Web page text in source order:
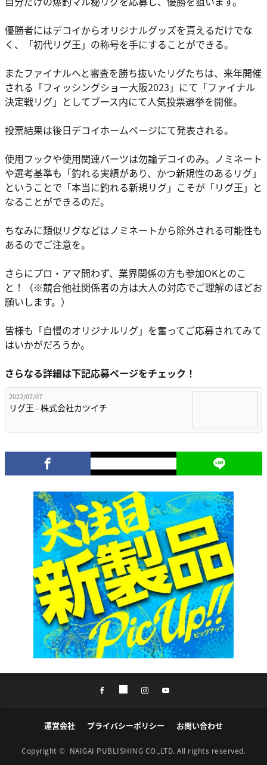
優勝者にはデコイからオリジナルグッズを貰えるだけでな
く、「初代リグ王」の称号を手にすることができる。
またファイナルへと審査を勝ち抜いたリグたちは、来年開催
される「フィッシングショー大阪2023」にて「ファイナル
決定戦リグ」としてブース内にて人気投票選挙を開催。
投票結果は後日デコイホームページにて発表される。
使用フックや使用関連パーツは勿論デコイのみ。ノミネート
や選考基準も「釣れる実績があり、かつ新規性のあるリグ」
ということで「本当に釣れる新規リグ」こそが「リグ王」と
なることができるのだ。
ちなみに類似リグなどはノミネートから除外される可能性も
あるのでご注意を。
さらにプロ・アマ問わず、業界関係の方も参加OKとのこ
と！（※競合他社関係者の方は大人の対応でご理解のほどお
願いします。）
皆様も「自慢のオリジナルリグ」を奮ってご応募されてみて
はいかがだろうか。
さらなる詳細は下記応募ページをチェック！
2022/07/07
リグ王 - 株式会社カツイチ
運営会社 プライバシーポリシー お問い合わせ
Copyright © NAIGAI PUBLISHING CO.,LTD. All rights reserved.